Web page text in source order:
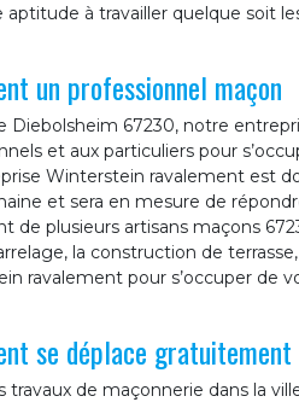
à travailler quelque soit
un professionnel maçon
Diebolsheim 67230, notre
et aux particuliers pour
Winterstein ravalement est
et sera en mesure de
de plusieurs artisans maçons
la construction de
ravalement pour s’occuper de
se déplace gratuitement
travaux de maçonnerie dans la